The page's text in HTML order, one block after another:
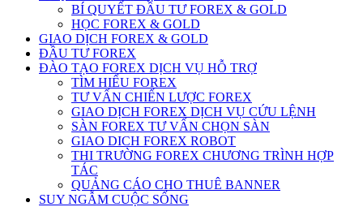
BÍ QUYẾT ĐẦU TƯ FOREX & GOLD
HỌC FOREX & GOLD
GIAO DỊCH FOREX & GOLD
ĐẦU TƯ FOREX
ĐÀO TẠO FOREX DỊCH VỤ HỖ TRỢ
TÌM HIỂU FOREX
TƯ VẤN CHIẾN LƯỢC FOREX
GIAO DỊCH FOREX DỊCH VỤ CỨU LỆNH
SÀN FOREX TƯ VẤN CHỌN SÀN
GIAO DICH FOREX ROBOT
THI TRƯỜNG FOREX CHƯƠNG TRÌNH HỢP
TÁC
QUẢNG CÁO CHO THUÊ BANNER
SUY NGẪM CUỘC SỐNG